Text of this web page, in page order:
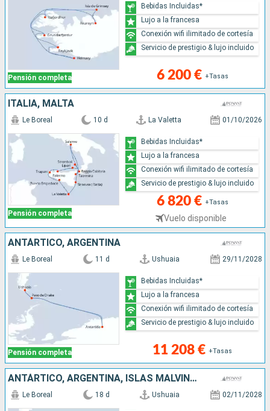
Pensión completa 6 200 € +Tasas
Bebidas Incluidas*
Lujo a la francesa
Conexión wifi ilimitado de cortesía
Servicio de prestigio & lujo incluido
ITALIA, MALTA
Pensión completa
Le Boreal 10 d La Valetta 01/10/2026
6 820 € +Tasas
Vuelo disponible
Bebidas Incluidas*
Lujo a la francesa
Conexión wifi ilimitado de cortesía
Servicio de prestigio & lujo incluido
ANTÁRTICO, ARGENTINA
Pensión completa
Le Boreal 11 d Ushuaia 29/11/2028
11 208 € +Tasas
Bebidas Incluidas*
Lujo a la francesa
Conexión wifi ilimitado de cortesía
Servicio de prestigio & lujo incluido
ANTÁRTICO, ARGENTINA, ISLAS MALVINAS, REINO UNIDO
Le Boreal 18 d Ushuaia 02/11/2028